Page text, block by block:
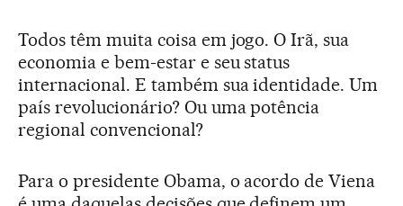
Todos têm muita coisa em jogo. O Irã, sua
economia e bem-estar e seu status
internacional. E também sua identidade. Um
país revolucionário? Ou uma potência
regional convencional?
Para o presidente Obama, o acordo de Viena